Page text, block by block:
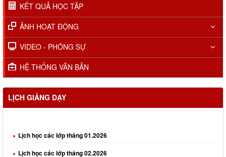
KẾT QUẢ HỌC TẬP
ẢNH HOẠT ĐỘNG
VIDEO - PHÓNG SỰ
HỆ THỐNG VĂN BẢN
LỊCH GIẢNG DẠY
Lịch học các lớp tháng 02.2026